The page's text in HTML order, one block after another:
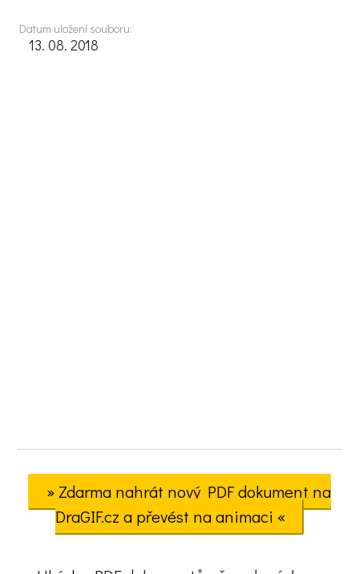
Datum uložení souboru:
13. 08. 2018
» Zdarma nahrát nový PDF dokument na
DraGIF.cz a převést na animaci «